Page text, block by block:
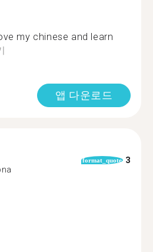
my chinese and learn
앱 다운로드
format_quote 3